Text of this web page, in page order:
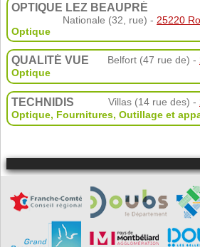
OPTIQUE LEZ BEAUPRÉ
Nationale (32, rue) - 25220
Optique
QUALITÉ VUE Belfort (47 rue de) -
Optique
TECHNIDIS Villas (14 rue des) -
Optique, Fournitures, Outillage et